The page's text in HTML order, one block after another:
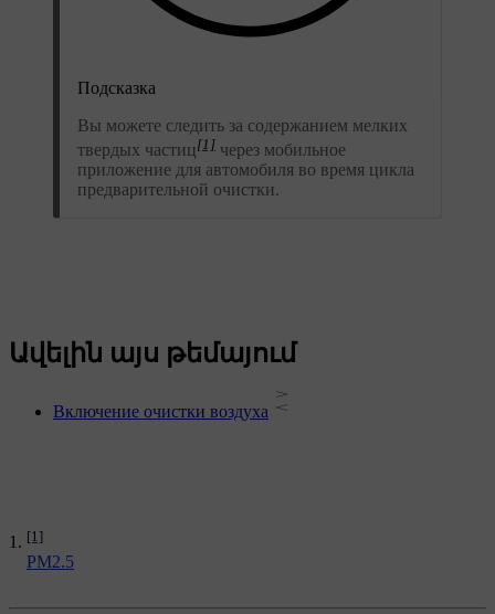
Подсказка
Вы можете следить за содержанием мелких
твердых частиц[1] через мобильное
приложение для автомобиля во время цикла
предварительной очистки.
[1]
PM2.5
Ավելին այս թեմայում
Включение очистки воздуха